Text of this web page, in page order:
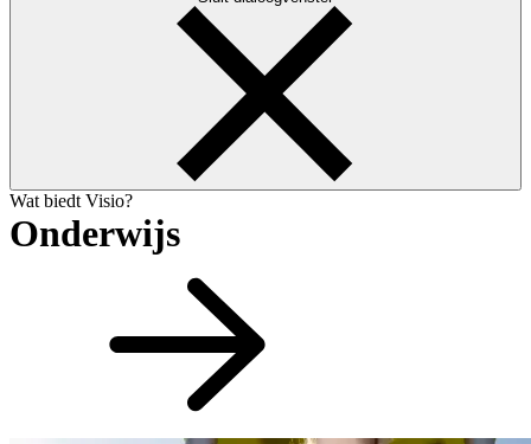
Wat biedt Visio?
Onderwijs